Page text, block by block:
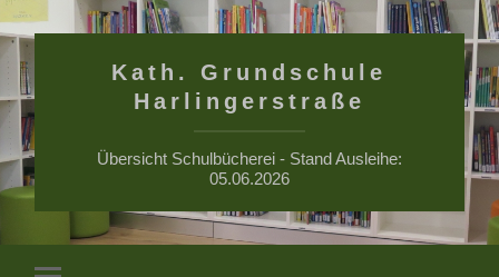
Kath. Grundschule
Harlingerstraße
Übersicht Schulbücherei - Stand Ausleihe:
05.06.2026